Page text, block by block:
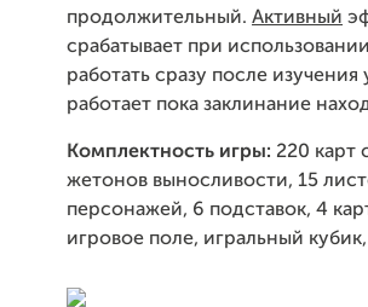
продолжительный. Активный
срабатывает при
работать сразу после изучения
работает пока заклинание
Комплектность игры: 220 карт
жетонов выносливости, 15
персонажей, 6 подставок, 4
игровое поле, игральный